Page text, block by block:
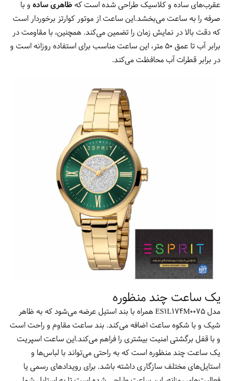
عقرب‌های ساده و کلاسیک طراحی شده است کهظاهری ساده و با
صرفه را به ساعت می‌بخشد.این ساعت از موتور کوارتز برخوردار است
که دقت بالا در نمایش زمان را تضمین می‌کند. همچنین، با مقاومت در
برابر آب تا عمق 50 متر، این ساعت مناسب برای استفاده روزانه است و
در برابر قطرات آب محافظت می‌کند.
یک ساعت چند منظوره
مدل ES1L174M0075 همراه با بند استیل عرضه می‌شود که به ظاهر
شیک و با شکوه ساعت اضافه می‌کند. بند ساعت مقاوم و راحت است
و با قفل برگشتی امنیت بیشتری را فراهم می‌کند.این ساعت اسپریت
یک ساعت چند منظوره است که به راحتی می‌تواند با لباس‌ها و
استایل‌های مختلف سازگاری داشته باشد. برای رویدادهای رسمی یا